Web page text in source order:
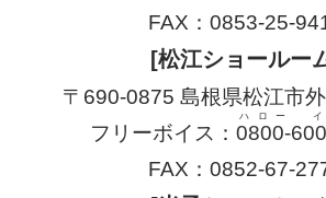
FAX：0853-25-
[松江ショールー
〒690-0875 島根県松江市
フリーボイス： 0800-
ハロー イ
FAX：0852-67-